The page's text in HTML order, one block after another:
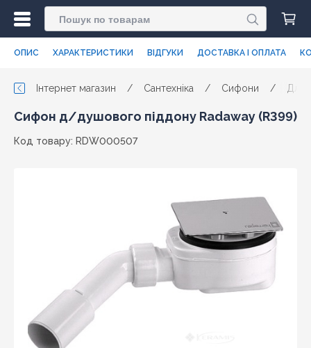
ОПИС ХАРАКТЕРИСТИКИ ВІДГУКИ ДОСТАВКА І ОПЛАТА
Інтернет магазин / Сантехніка / Сифони / Для
Сифон д/душового піддону Radaway (R399)
Код товару: RDW000507